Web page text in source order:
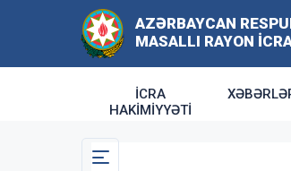
AZƏRBAYCAN
MASALLI RAYON
İCRA
HAKIMIYYƏTI